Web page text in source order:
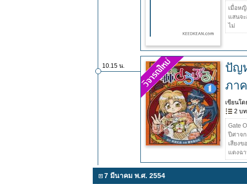
เมื่อห
แสนจ
ไม่
10.15 น.
ปัญ
ภา
เขียนโด
2 บท
Gate
ปีศาจ
เสียง
แดงฉ
7 มีนาคม พ.ศ. 2554